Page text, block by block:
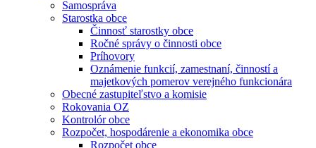
Samospráva
Starostka obce
Činnosť starostky obce
Ročné správy o činnosti obce
Príhovory
Oznámenie funkcií, zamestnaní, činností a
majetkových pomerov verejného funkcionára
Obecné zastupiteľstvo a komisie
Rokovania OZ
Kontrolór obce
Rozpočet, hospodárenie a ekonomika obce
Rozpočet obce